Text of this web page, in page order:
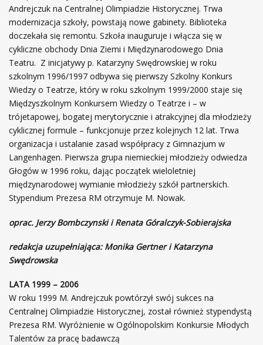
Andrejczuk na Centralnej Olimpiadzie Historycznej. Trwa
modernizacja szkoły, powstają nowe gabinety. Biblioteka
doczekała się remontu. Szkoła inauguruje i włącza się w
cykliczne obchody Dnia Ziemi i Międzynarodowego Dnia
Teatru. Z inicjatywy p. Katarzyny Swędrowskiej w roku
szkolnym 1996/1997 odbywa się pierwszy Szkolny Konkurs
Wiedzy o Teatrze, który w roku szkolnym 1999/2000 staje się
Międzyszkolnym Konkursem Wiedzy o Teatrze i – w
trójetapowej, bogatej merytorycznie i atrakcyjnej dla młodzieży
cyklicznej formule – funkcjonuje przez kolejnych 12 lat. Trwa
organizacja i ustalanie zasad współpracy z Gimnazjum w
Langenhagen. Pierwsza grupa niemieckiej młodzieży odwiedza
Głogów w 1996 roku, dając początek wieloletniej
międzynarodowej wymianie młodzieży szkół partnerskich.
Stypendium Prezesa RM otrzymuje M. Nowak.
oprac. Jerzy Bombczynski i Renata Góralczyk-Sobierajska
redakcja uzupełniająca: Monika Gertner i Katarzyna
Swędrowska
LATA 1999 – 2006
W roku 1999 M. Andrejczuk powtórzył swój sukces na
Centralnej Olimpiadzie Historycznej, został również stypendystą
Prezesa RM. Wyróżnienie w Ogólnopolskim Konkursie Młodych
Talentów za pracę badawczą